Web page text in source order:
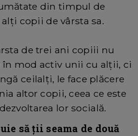
din timpul de
copii de vârsta sa.
de trei ani copiii nu
în mod activ unii cu alții, ci
ceilalți, le face plăcere
altor copii, ceea ce este
lor socială.
să ții seama de două